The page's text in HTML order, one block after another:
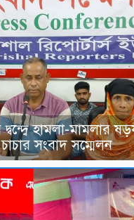
হামলা-মামলার
সংবাদ সম্মেলন